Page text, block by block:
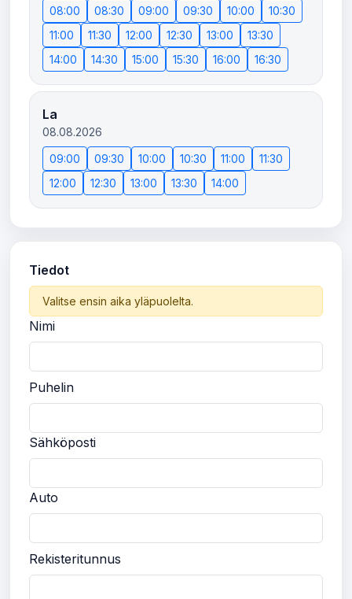
08:00
08:30 09:00 09:30 10:00
10:30
11:00
11:30 12:00 12:30 13:00
13:30
14:00
14:30 15:00 15:30 16:00 16:30
La
08.08.2026
09:00
09:30 10:00 10:30 11:00
11:30
12:00
12:30 13:00 13:30 14:00
Tiedot
Valitse ensin aika yläpuolelta.
Nimi
Puhelin
Sähköposti
Auto
Rekisteritunnus